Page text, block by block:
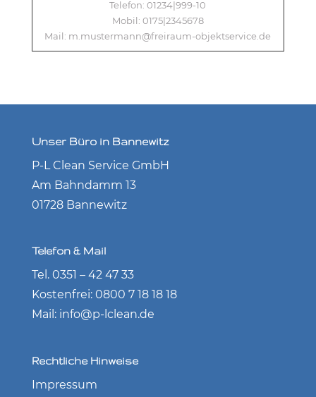
Telefon: 01234|999-10
Mobil: 0175|2345678
Mail: m.mustermann@freiraum-objektservice.de
Unser Büro in Bannewitz
P-L Clean Service GmbH
Am Bahndamm 13
01728 Bannewitz
Telefon & Mail
Tel. 0351 – 42 47 33
Kostenfrei: 0800 7 18 18 18
Mail: info@p-lclean.de
Rechtliche Hinweise
Impressum